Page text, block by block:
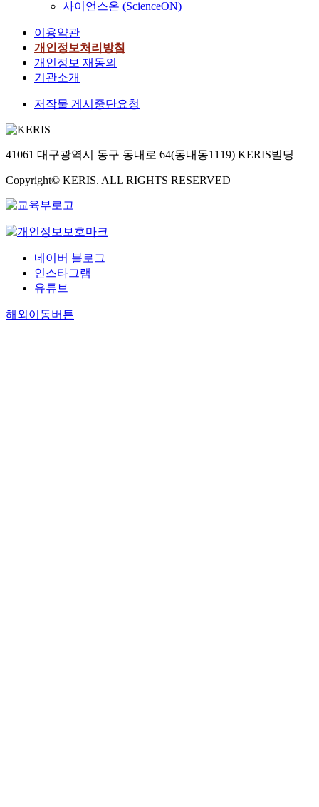
사이언스온 (ScienceON)
이용약관
개인정보처리방침
개인정보 재동의
기관소개
저작물 게시중단요청
41061 대구광역시 동구 동내로 64(동내동1119) KERIS빌딩
Copyright© KERIS. ALL RIGHTS RESERVED
네이버 블로그
인스타그램
유튜브
해외이동버튼